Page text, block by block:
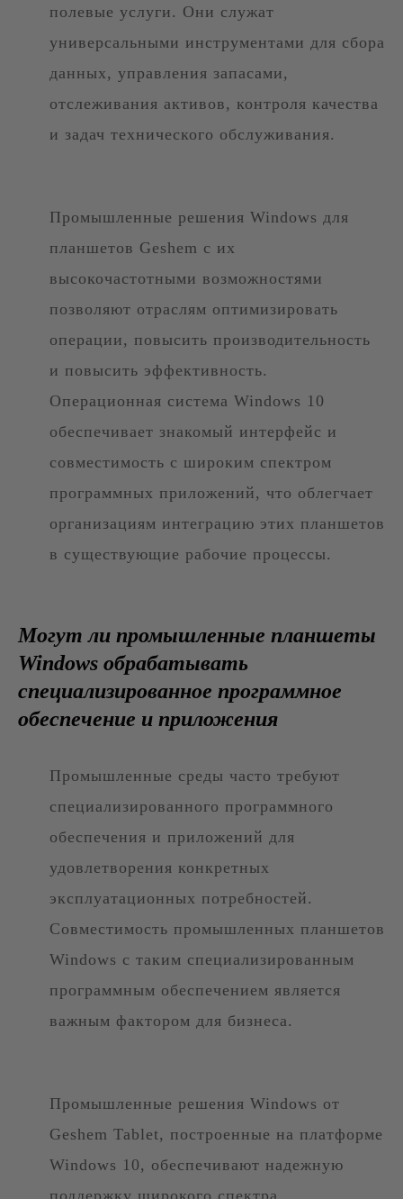
полевые услуги. Они служат
универсальными инструментами для сбора
данных, управления запасами,
отслеживания активов, контроля качества
и задач технического обслуживания.
Промышленные решения Windows для
планшетов Geshem с их
высокочастотными возможностями
позволяют отраслям оптимизировать
операции, повысить производительность
и повысить эффективность.
Операционная система Windows 10
обеспечивает знакомый интерфейс и
совместимость с широким спектром
программных приложений, что облегчает
организациям интеграцию этих планшетов
в существующие рабочие процессы.
Могут ли промышленные планшеты
Windows обрабатывать
специализированное программное
обеспечение и приложения
Промышленные среды часто требуют
специализированного программного
обеспечения и приложений для
удовлетворения конкретных
эксплуатационных потребностей.
Совместимость промышленных планшетов
Windows с таким специализированным
программным обеспечением является
важным фактором для бизнеса.
Промышленные решения Windows от
Geshem Tablet, построенные на платформе
Windows 10, обеспечивают надежную